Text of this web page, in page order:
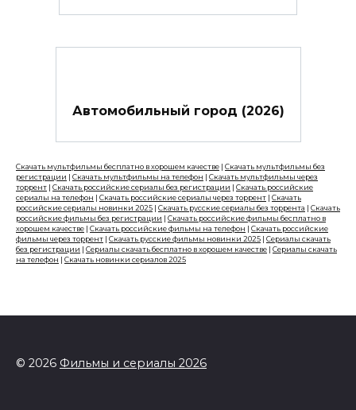
Автомобильный город (2026)
Скачать мультфильмы бесплатно в хорошем качестве | Скачать мультфильмы без
регистрации | Скачать мультфильмы на телефон | Скачать мультфильмы через
торрент | Скачать российские сериалы без регистрации | Скачать российские
сериалы на телефон | Скачать российские сериалы через торрент | Скачать
российские сериалы новинки 2025 | Скачать русские сериалы без торрента | Скачать
российские фильмы без регистрации | Скачать российские фильмы бесплатно в
хорошем качестве | Скачать российские фильмы на телефон | Скачать российские
фильмы через торрент | Скачать русские фильмы новинки 2025 | Сериалы скачать
без регистрации | Сериалы скачать бесплатно в хорошем качестве | Сериалы скачать
на телефон | Скачать новинки сериалов 2025
© 2026 Фильмы и сериалы 2026